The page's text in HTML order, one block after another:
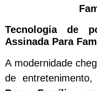
Tecnologia de
Assinada Para
A modernidade
de